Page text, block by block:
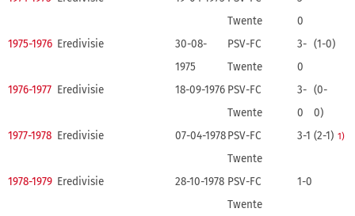
Twente
0
1975-1976 Eredivisie
30-08-
1975
PSV-FC
Twente
3-
0
(1-0)
1976-1977 Eredivisie 18-09-1976 PSV-FC
Twente
3-
0
(0-
0)
1977-1978 Eredivisie 07-04-1978PSV-FC
Twente
3-1 (2-1) 1)
1978-1979 Eredivisie 28-10-1978 PSV-FC
Twente
1-0